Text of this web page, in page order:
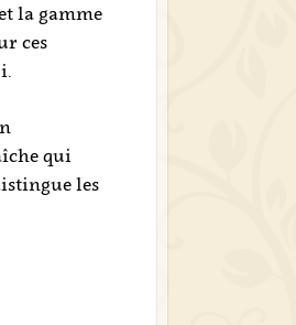
la gamme
ces
qui
les